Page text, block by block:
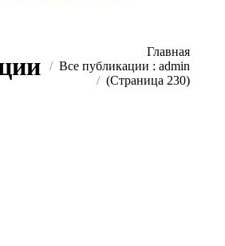
Главная
Все публикации : admin
(Страница 230)